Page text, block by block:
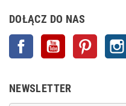
DOŁĄCZ DO NAS
Facebook YouTube Pinterest
NEWSLETTER